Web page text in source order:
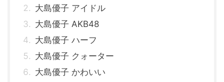
大島優子 アイドル
大島優子 AKB48
大島優子 ハーフ
大島優子 クォーター
大島優子 かわいい